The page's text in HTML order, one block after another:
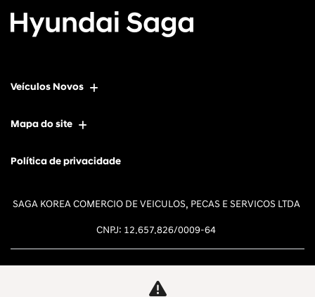
Veículos Novos
Mapa do site
Política de privacidade
SAGA KOREA COMERCIO DE VEICULOS, PECAS E SERVICOS LTDA
CNPJ: 12.657.826/0009-64